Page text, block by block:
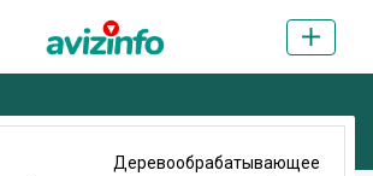
Деревообрабатывающее